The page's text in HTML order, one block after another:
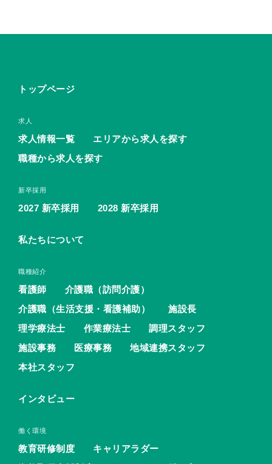
トップページ
求人
求人情報一覧
エリアから求人を探す
職種から求人を探す
新卒採用
2027 新卒採用 2028 新卒採用
私たちについて
職種紹介
看護師
介護職（訪問介護）
介護職（生活支援・看護補助）
施設長
理学療法士
作業療法士
調理スタッフ
施設事務
医療事務
地域連携スタッフ
本社スタッフ
インタビュー
働く環境
教育研修制度
キャリアラダー